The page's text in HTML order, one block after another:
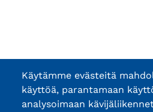
Käytämme evästeitä
käyttöä, parantamaan
analysoimaan